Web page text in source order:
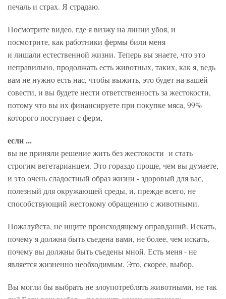
печаль и страх. Я страдаю.
Посмотрите видео, где я визжу на линии убоя, и
посмотрите, как работники фермы били меня
и лишали естественной жизни. Теперь вы знаете, что это
неправильно, продолжать есть животных, таких, как я, ведь
вам не нужно есть нас, чтобы выжить, это будет на вашей
совести, и вы будете нести ответственность за жестокости,
потому что вы их финансируете при покупке мяса, 99%
которого поступает с ферм,
если ...
вы не приняли решение жить без жестокости и стать
строгим вегетарианцем. Это гораздо проще, чем вы думаете,
и это очень сладостный образ жизни - здоровый для вас,
полезный для окружающей среды, и, прежде всего, не
способствующий жестокому обращению с животными.
Пожалуйста, не ищите происходящему оправданий. Искать,
почему я должна быть съедена вами, не более, чем искать,
почему вы должны быть съедены мной. Есть меня - не
является жизненно необходимым, Это, скорее, выбор.
Вы могли бы выбрать не злоупотреблять животными, не так